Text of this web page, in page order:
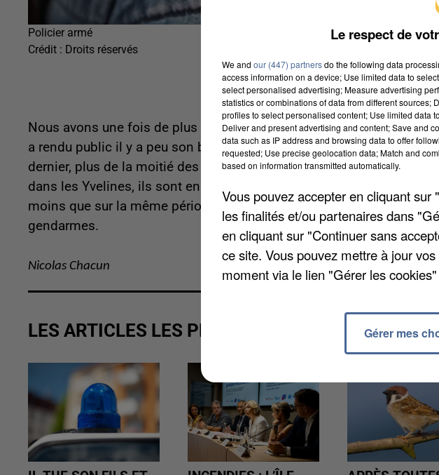
Policier armé
Crédit : Droits réservés
Nous avons une fois de plus consulté les données du service
a rendu public il y a peu son bilan sur la délinquance à la mi-année
dernier, plus de la moitié des différents indicateurs sont en hausse.
dans les Yvelines, ils sont en baisse. Il y en a eu 100 sur la période
moins que sur la même période l'année précédente. Des chiffres
gendarmes.
Nicolas Chacun
LES ARTICLES LES PLUS VUS
Le respect de
We and our (447) partnersdo the following data
access information on a device; Use limited data to
select personalised advertising; Measure advertising
statistics or combinations of data from different
profiles to select personalised content; Use limited data
Deliver and present advertising and content; Save and
data such as IP address and browsing data to offer
requested; Use precise geolocation data; Match and
based on information transmitted automatically.
Vous pouvez accepter en cliquant
les finalités et/ou partenaires dans
en cliquant sur "Continuer sans
ce site. Vous pouvez mettre à jour
moment via le lien "Gérer les
Gérer mes